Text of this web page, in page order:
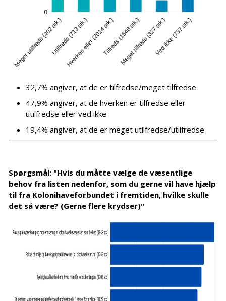
32,7% angiver, at de er tilfredse/meget tilfredse
47,9% angiver, at de hverken er tilfredse eller
utilfredse eller ved ikke
19,4% angiver, at de er meget utilfredse/utilfredse
Spørgsmål: "Hvis du måtte vælge de væsentlige
behov fra listen nedenfor, som du gerne vil have hjælp
til fra Kolonihaveforbundet i fremtiden, hvilke skulle
det så være? (Gerne flere krydser)"